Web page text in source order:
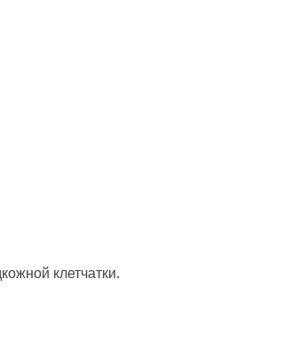
клетчатки.